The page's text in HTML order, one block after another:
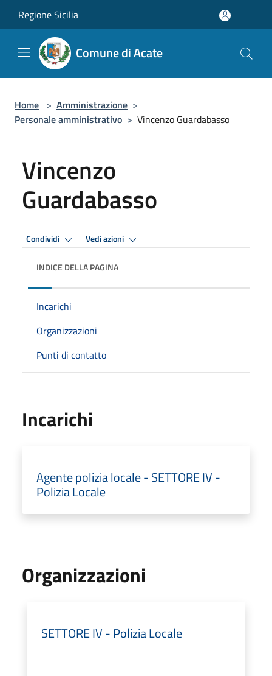
Regione Sicilia
Comune di Acate
Home > Amministrazione >
Personale amministrativo > Vincenzo Guardabasso
Vincenzo
Guardabasso
Condividi Vedi azioni
INDICE DELLA PAGINA
Incarichi
Organizzazioni
Punti di contatto
Incarichi
Agente polizia locale - SETTORE IV -
Polizia Locale
Organizzazioni
SETTORE IV - Polizia Locale